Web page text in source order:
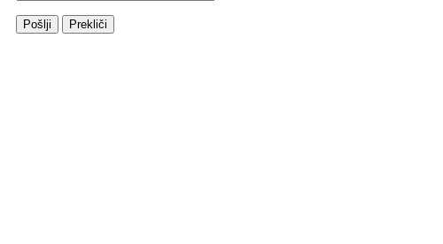
Pošlji Prekliči